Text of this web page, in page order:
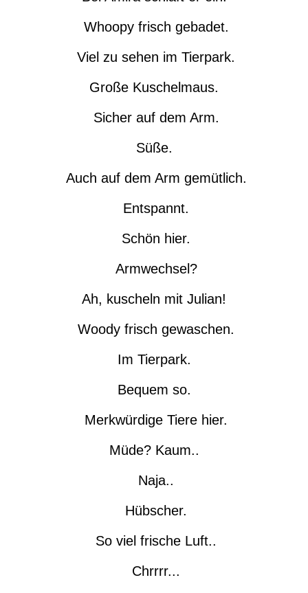
Whoopy frisch gebadet.
Viel zu sehen im Tierpark.
Große Kuschelmaus.
Sicher auf dem Arm.
Süße.
Auch auf dem Arm gemütlich.
Entspannt.
Schön hier.
Armwechsel?
Ah, kuscheln mit Julian!
Woody frisch gewaschen.
Im Tierpark.
Bequem so.
Merkwürdige Tiere hier.
Müde? Kaum..
Naja..
Hübscher.
So viel frische Luft..
Chrrrr...